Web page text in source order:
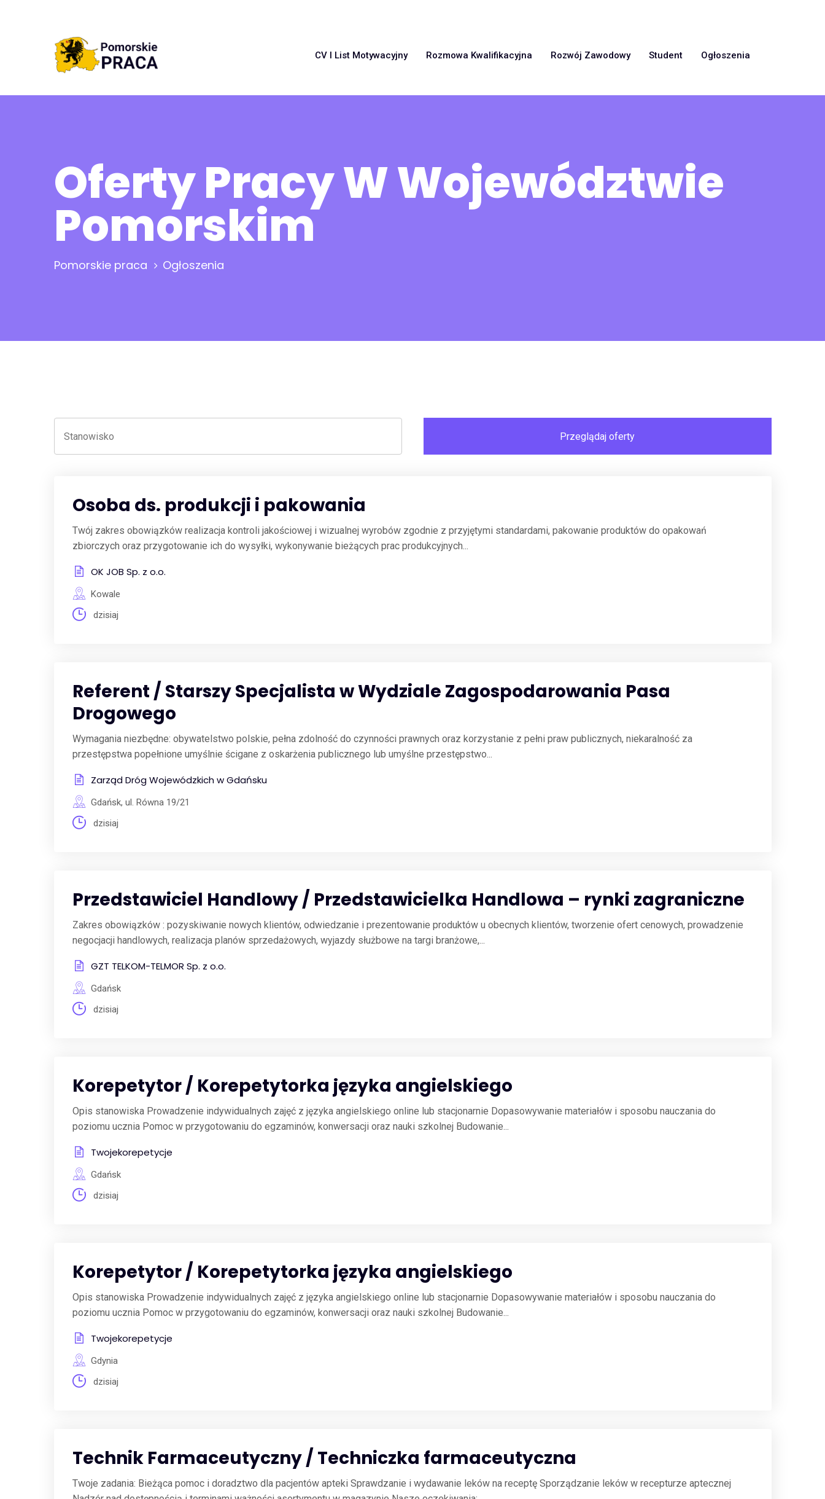
CV I List Motywacyjny Rozmowa Kwalifikacyjna Rozwój Zawodowy Student Ogłoszenia
Oferty Pracy W Województwie
Pomorskim
Pomorskie praca Ogłoszenia
Osoba ds. produkcji i pakowania
Twój zakres obowiązków realizacja kontroli jakościowej i wizualnej wyrobów zgodnie z przyjętymi standardami, pakowanie produktów do opakowań
zbiorczych oraz przygotowanie ich do wysyłki, wykonywanie bieżących prac produkcyjnych...
OK JOB Sp. z o.o.
Kowale
dzisiaj
Referent / Starszy Specjalista w Wydziale Zagospodarowania Pasa
Drogowego
Wymagania niezbędne: obywatelstwo polskie, pełna zdolność do czynności prawnych oraz korzystanie z pełni praw publicznych, niekaralność za
przestępstwa popełnione umyślnie ścigane z oskarżenia publicznego lub umyślne przestępstwo...
Zarząd Dróg Wojewódzkich w Gdańsku
Gdańsk, ul. Równa 19/21
dzisiaj
Przedstawiciel Handlowy / Przedstawicielka Handlowa – rynki zagraniczne
Zakres obowiązków : pozyskiwanie nowych klientów, odwiedzanie i prezentowanie produktów u obecnych klientów, tworzenie ofert cenowych, prowadzenie
negocjacji handlowych, realizacja planów sprzedażowych, wyjazdy służbowe na targi branżowe,...
GZT TELKOM-TELMOR Sp. z o.o.
Gdańsk
dzisiaj
Korepetytor / Korepetytorka języka angielskiego
Opis stanowiska Prowadzenie indywidualnych zajęć z języka angielskiego online lub stacjonarnie Dopasowywanie materiałów i sposobu nauczania do
poziomu ucznia Pomoc w przygotowaniu do egzaminów, konwersacji oraz nauki szkolnej Budowanie...
Twojekorepetycje
Gdańsk
dzisiaj
Korepetytor / Korepetytorka języka angielskiego
Opis stanowiska Prowadzenie indywidualnych zajęć z języka angielskiego online lub stacjonarnie Dopasowywanie materiałów i sposobu nauczania do
poziomu ucznia Pomoc w przygotowaniu do egzaminów, konwersacji oraz nauki szkolnej Budowanie...
Twojekorepetycje
Gdynia
dzisiaj
Technik Farmaceutyczny / Techniczka farmaceutyczna
Twoje zadania: Bieżąca pomoc i doradztwo dla pacjentów apteki Sprawdzanie i wydawanie leków na receptę Sporządzanie leków w recepturze aptecznej